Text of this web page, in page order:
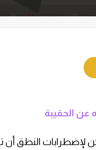
عن الحقيبة
لإضطرابات النطق